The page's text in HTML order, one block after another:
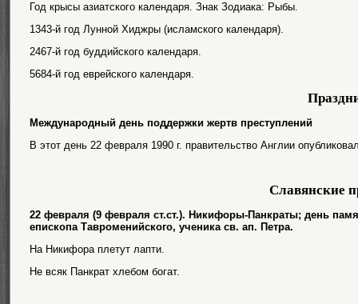
Год крысы азиатского календаря. Знак Зодиака: Рыбы.
1343-й год Лунной Хиджры (исламского календаря).
2467-й год буддийского календаря.
5684-й год еврейского календаря.
Международный день поддержки жертв преступлений
В этот день 22 февраля 1990 г. правительство Англии
Славянские
22 февраля (9 февраля ст.ст.). Никифоры-Панкраты; день
епископа Тавроменийского, ученика св. ап. Петра.
На Никифора плетут лапти.
Не всяк Панкрат хлебом богат.